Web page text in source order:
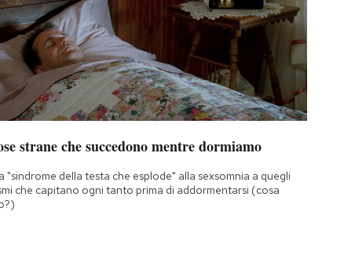
strane che succedono mentre dormiamo
"sindrome della testa che esplode" alla sexsomnia a quegli
che capitano ogni tanto prima di addormentarsi (cosa